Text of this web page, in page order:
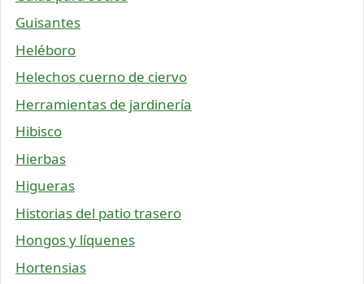
Guisantes
Heléboro
Helechos cuerno de ciervo
Herramientas de jardinería
Hibisco
Hierbas
Higueras
Historias del patio trasero
Hongos y líquenes
Hortensias